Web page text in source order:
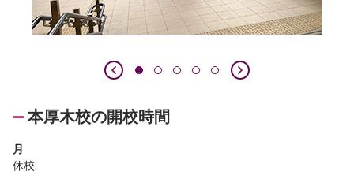
本厚木校の開校時間
月
休校